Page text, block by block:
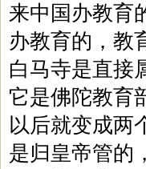
来中国办教育
办教育的，教
白马寺是直接
它是佛陀教育
以后就变成两
是归皇帝管的